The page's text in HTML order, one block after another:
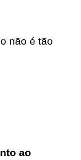
não é tão
ao